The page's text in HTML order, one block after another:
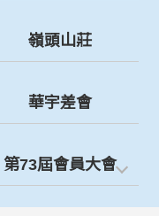
嶺頭山莊
華宇差會
第73屆會員大會